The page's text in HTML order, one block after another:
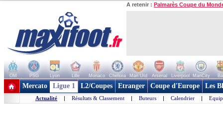
A retenir : Palmarès Coupe du
OM PSG Lyon Lille Monaco Chelsea Man Utd Arsenal Liverpool ManCity
+ de clubs
Mercato Ligue 1 L2/Coupes Etranger Coupe d'Europe Les
Actualité | Résultats & Classement | Buteurs | Calendrier |